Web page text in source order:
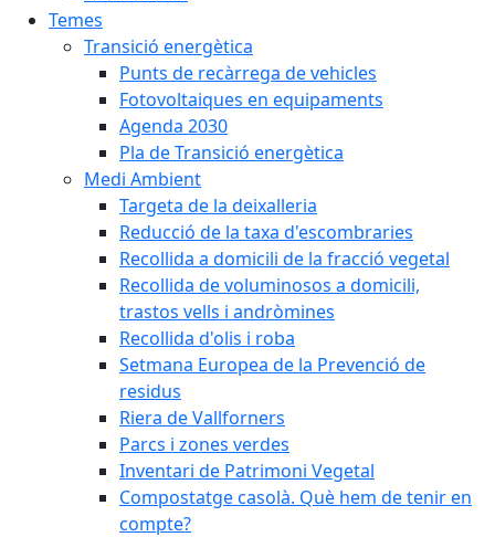
Temes
Transició energètica
Punts de recàrrega de vehicles
Fotovoltaiques en equipaments
Agenda 2030
Pla de Transició energètica
Medi Ambient
Targeta de la deixalleria
Reducció de la taxa d'escombraries
Recollida a domicili de la fracció vegetal
Recollida de voluminosos a domicili,
trastos vells i andròmines
Recollida d'olis i roba
Setmana Europea de la Prevenció de
residus
Riera de Vallforners
Parcs i zones verdes
Inventari de Patrimoni Vegetal
Compostatge casolà. Què hem de tenir en
compte?